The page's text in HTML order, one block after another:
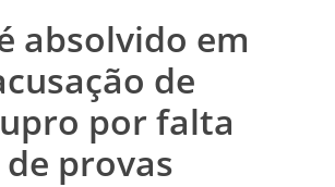
absolvido em
de
por falta
de provas